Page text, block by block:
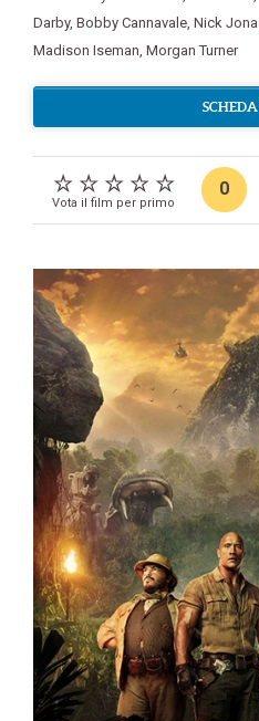
Darby, Bobby Cannavale Nick
Madison Iseman Morgan Turner
Vota il film per primo
0